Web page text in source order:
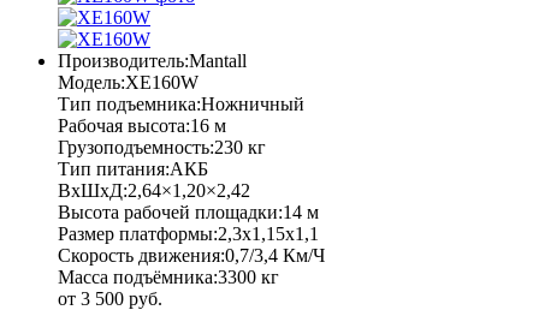
Производитель:Mantall
Модель:XE160W
Тип подъемника:Ножничный
Рабочая высота:16 м
Грузоподъемность:230 кг
Тип питания:АКБ
ВхШхД:2,64×1,20×2,42
Высота рабочей площадки:14 м
Размер платформы:2,3х1,15х1,1
Скорость движения:0,7/3,4 Км/Ч
Масса подъёмника:3300 кг
от 3 500 руб.